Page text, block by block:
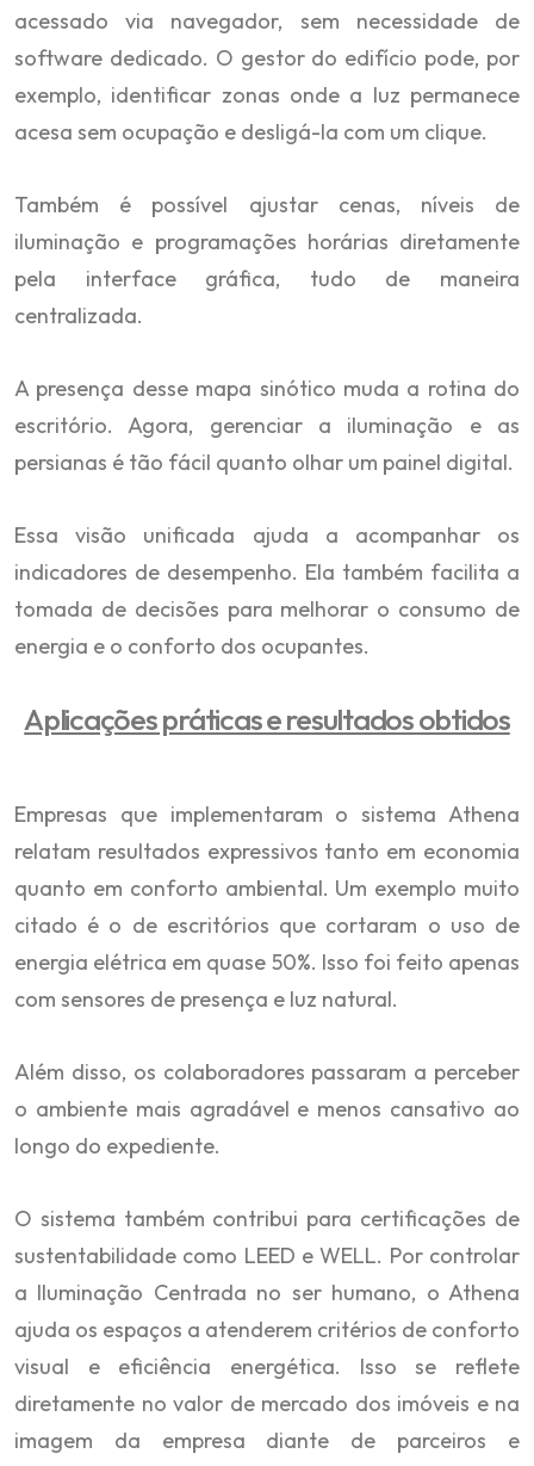
acessado via navegador, sem necessidade de
software dedicado. O gestor do edifício pode, por
exemplo, identificar zonas onde a luz permanece
acesa sem ocupação e desligá-la com um clique.
Também é possível ajustar cenas, níveis de
iluminação e programações horárias diretamente
pela interface gráfica, tudo de maneira
centralizada.
A presença desse mapa sinótico muda a rotina do
escritório. Agora, gerenciar a iluminação e as
persianas é tão fácil quanto olhar um painel digital.
Essa visão unificada ajuda a acompanhar os
indicadores de desempenho. Ela também facilita a
tomada de decisões para melhorar o consumo de
energia e o conforto dos ocupantes.
Aplicações práticas e resultados obtidos
Empresas que implementaram o sistema Athena
relatam resultados expressivos tanto em economia
quanto em conforto ambiental. Um exemplo muito
citado é o de escritórios que cortaram o uso de
energia elétrica em quase 50%. Isso foi feito apenas
com sensores de presença e luz natural.
Além disso, os colaboradores passaram a perceber
o ambiente mais agradável e menos cansativo ao
longo do expediente.
O sistema também contribui para certificações de
sustentabilidade como LEED e WELL. Por controlar
a Iluminação Centrada no ser humano, o Athena
ajuda os espaços a atenderem critérios de conforto
visual e eficiência energética. Isso se reflete
diretamente no valor de mercado dos imóveis e na
imagem da empresa diante de parceiros e